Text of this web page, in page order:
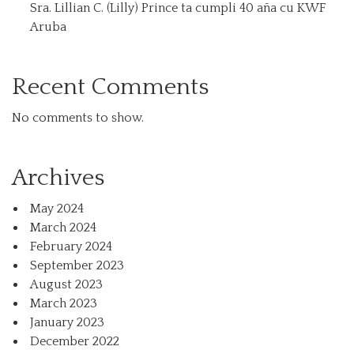
Sra. Lillian C. (Lilly) Prince ta cumpli 40 aña cu KWF
Aruba
Recent Comments
No comments to show.
Archives
May 2024
March 2024
February 2024
September 2023
August 2023
March 2023
January 2023
December 2022